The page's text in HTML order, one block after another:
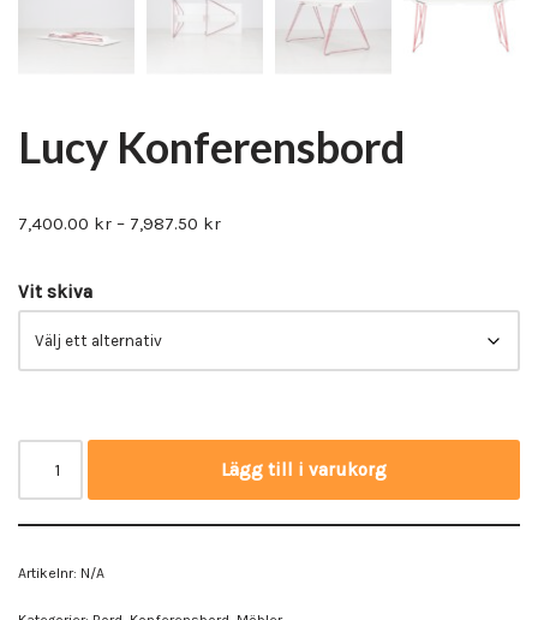
Lucy Konferensbord
7,400.00 kr – 7,987.50 kr
Vit skiva
Lägg till i varukorg
Artikelnr: N/A